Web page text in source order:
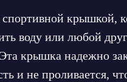
крышкой,
воду или любой
крышка надежно
и не проливается,